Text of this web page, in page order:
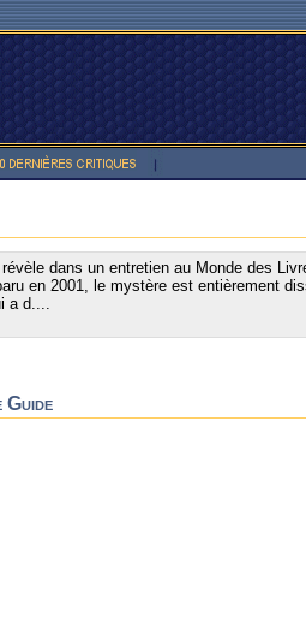
dans un entretien au Monde des
en 2001, le mystère est entièrement
a d....
Guide